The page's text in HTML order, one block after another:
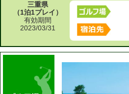
三重県
（1泊1プレイ）
有効期間
2023/03/31